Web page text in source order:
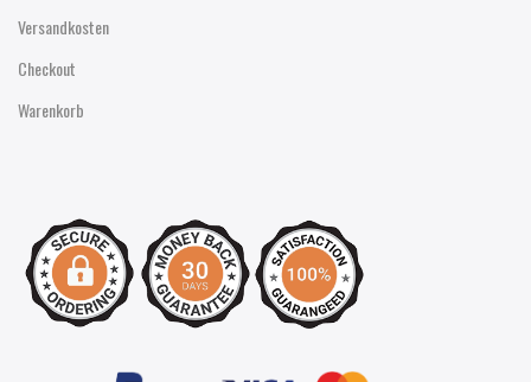
Versandkosten
Checkout
Warenkorb